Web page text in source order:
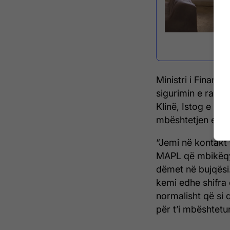
Ministri i
sigurimin e
Klinë, Istog e
mbështetjen e
“Jemi në
MAPL që
dëmet në
kemi edhe
normalisht që si
për t’i